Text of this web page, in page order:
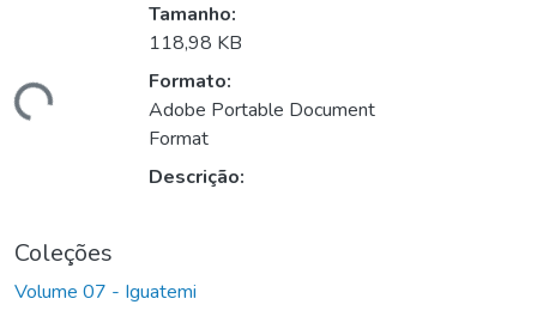
Tamanho:
118,98 KB
Formato:
Adobe Portable Document
Format
Descrição:
Coleções
Volume 07 - Iguatemi